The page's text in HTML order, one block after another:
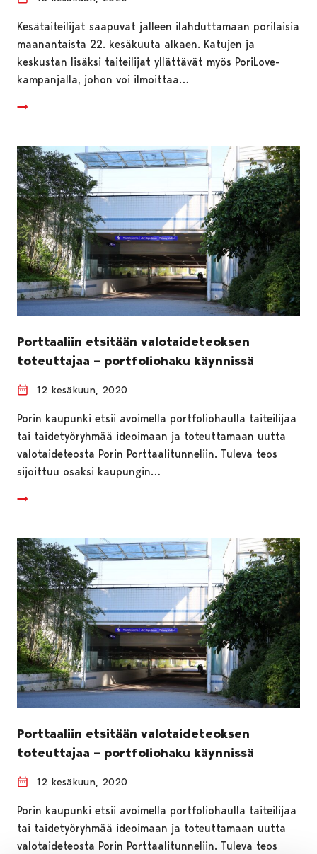
Kesätaiteilijat saapuvat jälleen ilahduttamaan porilaisia
maanantaista 22. kesäkuuta alkaen. Katujen ja
keskustan lisäksi taiteilijat yllättävät myös PoriLove-
kampanjalla, johon voi ilmoittaa…
Porttaaliin etsitään valotaideteoksen
toteuttajaa – portfoliohaku käynnissä
12 kesäkuun, 2020
Porin kaupunki etsii avoimella portfoliohaulla taiteilijaa
tai taidetyöryhmää ideoimaan ja toteuttamaan uutta
valotaideteosta Porin Porttaalitunneliin. Tuleva teos
sijoittuu osaksi kaupungin…
Porttaaliin etsitään valotaideteoksen
toteuttajaa – portfoliohaku käynnissä
12 kesäkuun, 2020
Porin kaupunki etsii avoimella portfoliohaulla taiteilijaa
tai taidetyöryhmää ideoimaan ja toteuttamaan uutta
valotaideteosta Porin Porttaalitunneliin. Tuleva teos